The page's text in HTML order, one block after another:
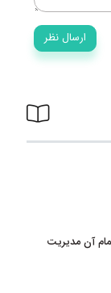
آن مدیریت